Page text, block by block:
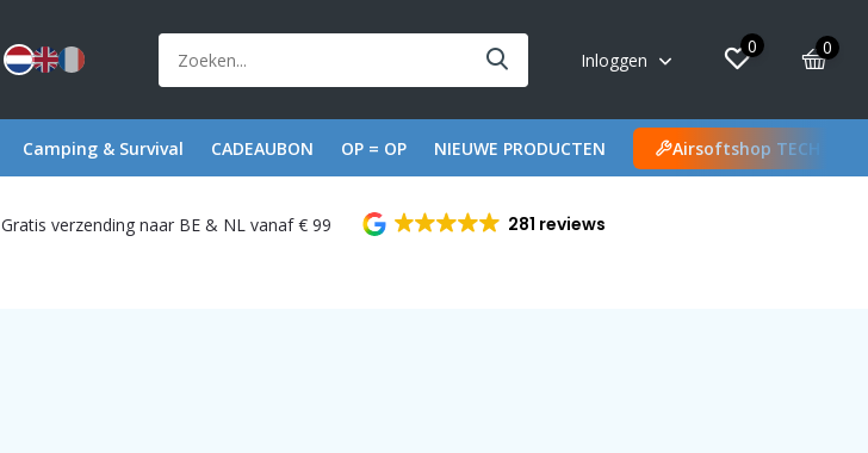
Inloggen
0 0
Camping & Survival CADEAUBON OP = OP NIEUWE PRODUCTEN Airsoftshop TECH
Gratis verzending naar BE & NL vanaf € 99 281 reviews